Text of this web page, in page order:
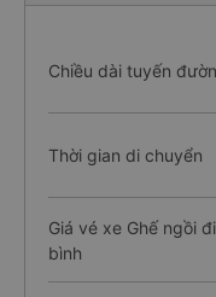
Chiều dài tuyến
Thời gian di chuyển
Giá vé xe Ghế ngồi
bình